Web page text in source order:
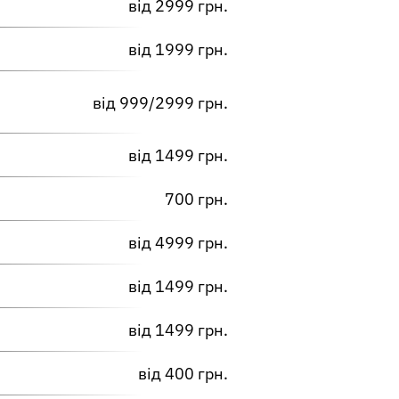
від 2999 грн.
від 1999 грн.
від 999/2999 грн.
від 1499 грн.
700 грн.
від 4999 грн.
від 1499 грн.
від 1499 грн.
від 400 грн.